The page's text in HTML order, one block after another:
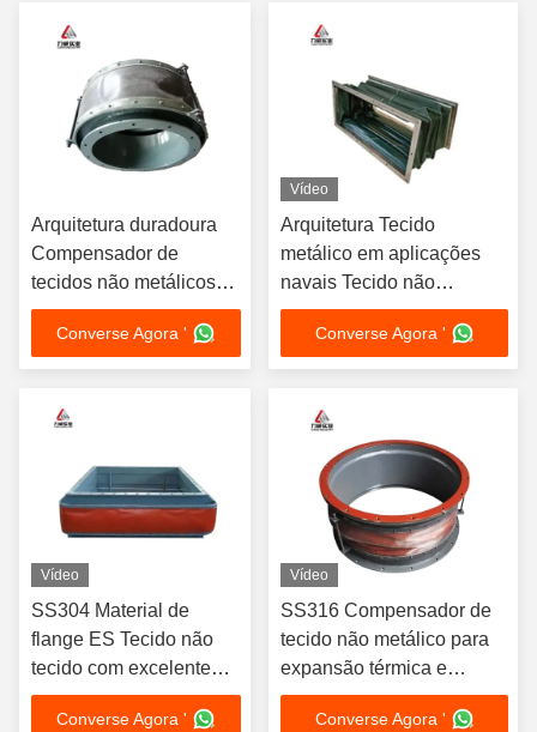
duração
Infraestrutura
Arquitetura duradoura
Compensador de
tecidos não metálicos
Resistência à corrosão
Mais de 10 anos de vida
útil
Converse Agora '
Vídeo
Arquitetura Tecido
metálico em aplicações
navais Tecido não
metálico durável
Converse Agora '
Vídeo
SS304 Material de
flange ES Tecido não
tecido com excelente
resistência à corrosão
Converse Agora '
Vídeo
SS316 Compensador de
tecido não metálico para
expansão térmica e
contração em tubulações
Converse Agora '